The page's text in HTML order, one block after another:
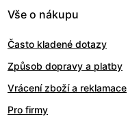
Vše o nákupu
Často kladené dotazy
Způsob dopravy a platby
Vrácení zboží a reklamace
Pro firmy